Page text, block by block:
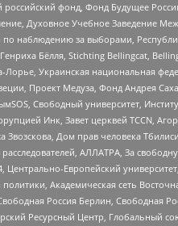
российский фонд, Фонд Будущее
Духовное Учебное Заведение
по наблюдению за выборами,
Бёлля, Stichting Bellingcat,
Лорье, Украинская национальная
Проект Медуза, Фонд Андрея
Свободный университет,
Инк, Завет церквей TCCN,
Звозскова, Дом прав человека
расследователей, АЛЛАТРА, За
Центрально-Европейский
Академическая сеть
Россия Берлин, Свободная
Ресурсный Центр, Глобальный